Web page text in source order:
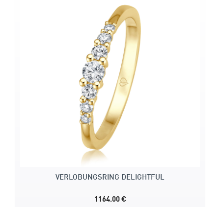
VERLOBUNGSRING DELIGHTFUL
1164.00 €